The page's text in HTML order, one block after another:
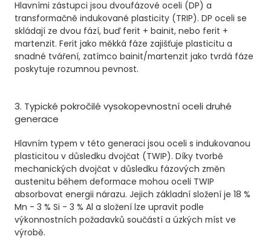
Hlavními zástupci jsou dvoufázové oceli (DP) a
transformačně indukované plasticity (TRIP). DP oceli se
skládají ze dvou fází, buď ferit + bainit, nebo ferit +
martenzit. Ferit jako měkká fáze zajišťuje plasticitu a
snadné tváření, zatímco bainit/martenzit jako tvrdá fáze
poskytuje rozumnou pevnost.
3. Typické pokročilé vysokopevnostní oceli druhé
generace
Hlavním typem v této generaci jsou oceli s indukovanou
plasticitou v důsledku dvojčat (TWIP). Díky tvorbě
mechanických dvojčat v důsledku fázových změn
austenitu během deformace mohou oceli TWIP
absorbovat energii nárazu. Jejich základní složení je 18 %
Mn - 3 % Si - 3 % Al a složení lze upravit podle
výkonnostních požadavků součástí a úzkých míst ve
výrobě.